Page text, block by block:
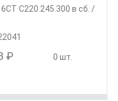
C220.245.300 в сб. /
₽ 0 шт.